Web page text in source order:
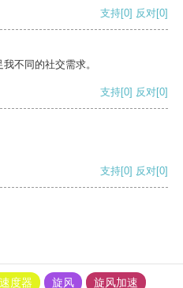
支持[0] 反对[0]
不同的社交需求。
支持[0] 反对[0]
支持[0] 反对[0]
度器 旋风
旋风加速